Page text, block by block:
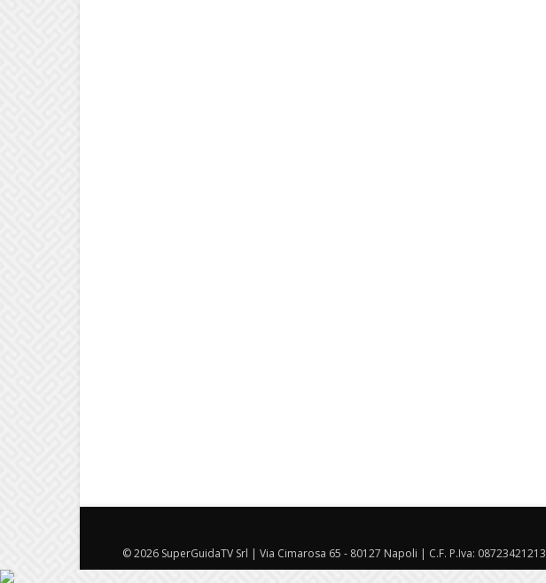
© 2026 SuperGuidaTV Srl | Via Cimarosa 65 - 80127 Napoli | C.F. P.Iva: 08723421213